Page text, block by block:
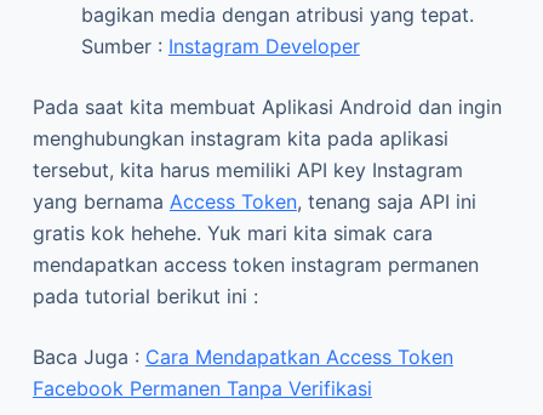
bagikan media dengan atribusi yang tepat.
Sumber : Instagram Developer
Pada saat kita membuat Aplikasi Android dan ingin
menghubungkan instagram kita pada aplikasi
tersebut, kita harus memiliki API key Instagram
yang bernama Access Token, tenang saja API ini
gratis kok hehehe. Yuk mari kita simak cara
mendapatkan access token instagram permanen
pada tutorial berikut ini :
Baca Juga : Cara Mendapatkan Access Token
Facebook Permanen Tanpa Verifikasi